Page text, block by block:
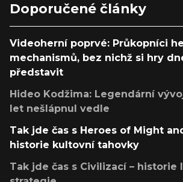
Doporučené články
Videoherní poprvé: Průkopníci
mechanismů, bez nichž si hry
představit
Hideo Kodžima: Legendární
let nešlápnul vedle
Tak jde čas s Heroes of Might
historie kultovní tahovky
Tak jde čas s Civilizací – historie